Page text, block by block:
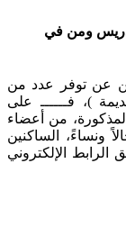
ومن في
عن توفر عدد من
)، فــــــ على
من أعضاء
ونساءً، الساكنين
الرابط الإلكتروني